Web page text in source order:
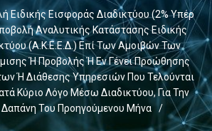
Ειδικής Εισφοράς Διαδικτύου (2% Υπέρ
Αναλυτικής Κατάστασης Ειδικής
(Α.Κ.Ε.Ε.Δ.) Επί Των Αμοιβών Των
Ή Προβολής Ή Εν Γένει Προώθησης
Ή Διάθεσης Υπηρεσιών Που Τελούνται
Κύριο Λόγο Μέσω Διαδικτύου, Για Την
Δαπάνη Του Προηγούμενου Μήνα
/